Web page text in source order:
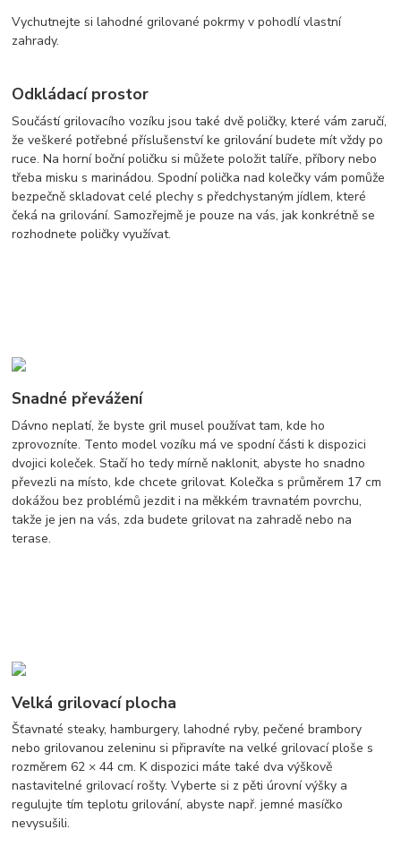
Vychutnejte si lahodné grilované pokrmy v pohodlí vlastní
zahrady.
Odkládací prostor
Součástí grilovacího vozíku jsou také dvě poličky, které vám zaručí,
že veškeré potřebné příslušenství ke grilování budete mít vždy po
ruce. Na horní boční poličku si můžete položit talíře, příbory nebo
třeba misku s marinádou. Spodní polička nad kolečky vám pomůže
bezpečně skladovat celé plechy s předchystaným jídlem, které
čeká na grilování. Samozřejmě je pouze na vás, jak konkrétně se
rozhodnete poličky využívat.
Snadné převážení
Dávno neplatí, že byste gril musel používat tam, kde ho
zprovozníte. Tento model vozíku má ve spodní části k dispozici
dvojici koleček. Stačí ho tedy mírně naklonit, abyste ho snadno
převezli na místo, kde chcete grilovat. Kolečka s průměrem 17 cm
dokážou bez problémů jezdit i na měkkém travnatém povrchu,
takže je jen na vás, zda budete grilovat na zahradě nebo na
terase.
Velká grilovací plocha
Šťavnaté steaky, hamburgery, lahodné ryby, pečené brambory
nebo grilovanou zeleninu si připravíte na velké grilovací ploše s
rozměrem 62 × 44 cm. K dispozici máte také dva výškově
nastavitelné grilovací rošty. Vyberte si z pěti úrovní výšky a
regulujte tím teplotu grilování, abyste např. jemné masíčko
nevysušili.